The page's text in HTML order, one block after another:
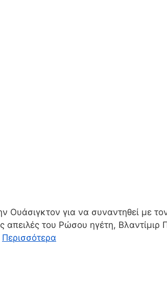
Ουάσιγκτον για να συναντηθεί με
του Ρώσου ηγέτη,
Περισσότερα